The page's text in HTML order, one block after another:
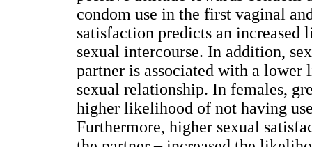
condom use in the first vaginal
satisfaction predicts an
sexual intercourse. In addition,
partner is associated with a
sexual relationship. In females,
higher likelihood of not having
Furthermore, higher sexual